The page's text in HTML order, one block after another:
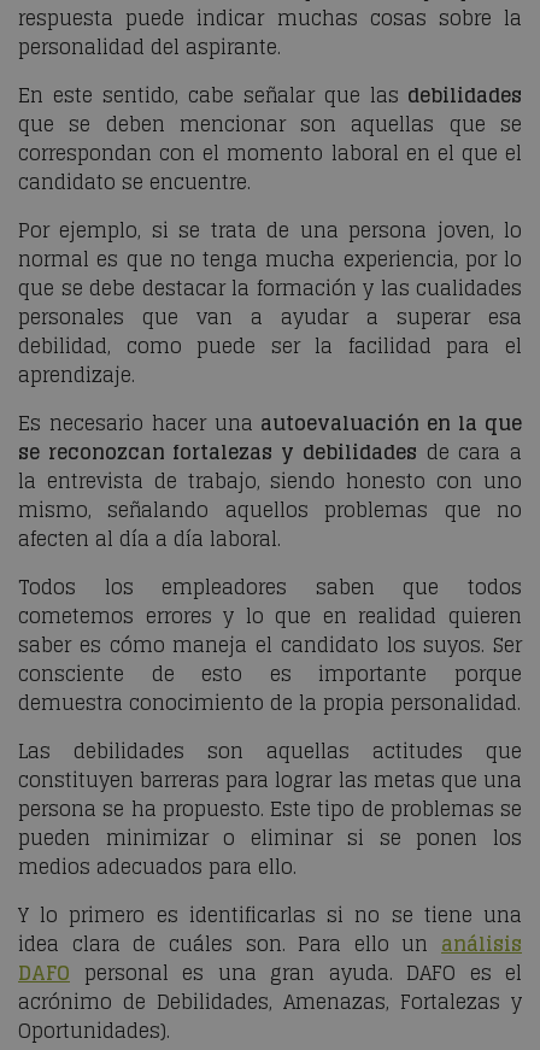
respuesta puede indicar muchas cosas sobre la
personalidad del aspirante.
En este sentido, cabe señalar que las debilidades
que se deben mencionar son aquellas que se
correspondan con el momento laboral en el que el
candidato se encuentre.
Por ejemplo, si se trata de una persona joven, lo
normal es que no tenga mucha experiencia, por lo
que se debe destacar la formación y las cualidades
personales que van a ayudar a superar esa
debilidad, como puede ser la facilidad para el
aprendizaje.
Es necesario hacer una autoevaluación en la que
se reconozcan fortalezas y debilidades de cara a
la entrevista de trabajo, siendo honesto con uno
mismo, señalando aquellos problemas que no
afecten al día a día laboral.
Todos los empleadores saben que todos
cometemos errores y lo que en realidad quieren
saber es cómo maneja el candidato los suyos. Ser
consciente de esto es importante porque
demuestra conocimiento de la propia personalidad.
Las debilidades son aquellas actitudes que
constituyen barreras para lograr las metas que una
persona se ha propuesto. Este tipo de problemas se
pueden minimizar o eliminar si se ponen los
medios adecuados para ello.
Y lo primero es identificarlas si no se tiene una
idea clara de cuáles son. Para ello un análisis
DAFO personal es una gran ayuda. DAFO es el
acrónimo de Debilidades, Amenazas, Fortalezas y
Oportunidades).